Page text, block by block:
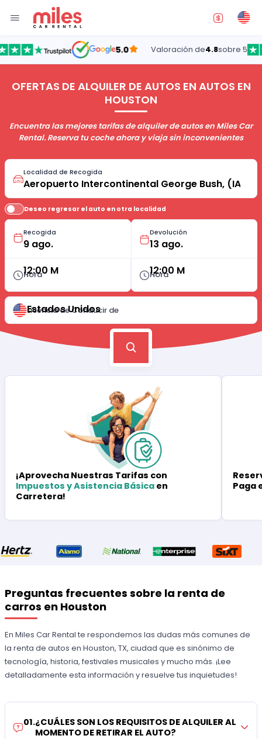
5.0 Valoración de 4.8sobre 5
OFERTAS DE ALQUILER DE AUTOS EN AUTOS EN
HOUSTON
Encuentra las mejores tarifas de alquiler de autos en Miles Car
Rental. Reserva tu coche ahora y viaja sin inconvenientes
Localidad de Recogida
Deseo regresar el auto en otra localidad
Recogida
Hora
12:00 M
Devolución
Hora
12:00 M
Licencia de Conducir de
Estados Unidos
¡Aprovecha Nuestras Tarifas con
Impuestos y Asistencia Básica en
Carretera!
Paga
Preguntas frecuentes sobre la renta de
carros en Houston
En Miles Car Rental te respondemos las dudas más comunes de
la renta de autos en Houston, TX, ciudad que es sinónimo de
tecnología, historia, festivales musicales y mucho más. ¡Lee
detalladamente esta información y resuelve tus inquietudes!
01.¿CUÁLES SON LOS REQUISITOS DE ALQUILER AL
MOMENTO DE RETIRAR EL AUTO?